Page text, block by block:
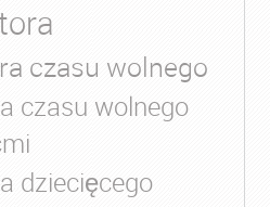
czasu wolnego
czasu wolnego
dziecięcego